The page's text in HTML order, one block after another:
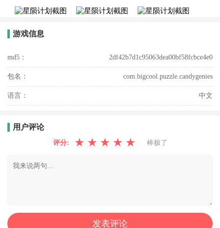
游戏信息
md5： 2df42b7d1c95063dea00bf58fcbce4e0
包名： com.bigcool.puzzle.candygenies
语言： 中文
用户评论
评分: ★ ★ ★ ★ ★ 棒极了